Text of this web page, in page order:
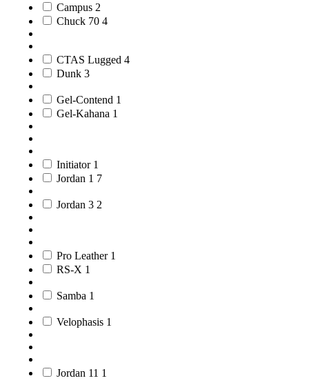
Campus 2
Chuck 70 4
CTAS Lugged 4
Dunk 3
Gel-Contend 1
Gel-Kahana 1
Initiator 1
Jordan 1 7
Jordan 3 2
Pro Leather 1
RS-X 1
Samba 1
Velophasis 1
Jordan 11 1